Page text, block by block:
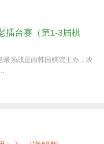
擂台赛（第1-3届棋
强战是由韩国棋院主办，农